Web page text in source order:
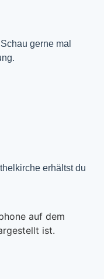
gerne mal
erhältst du